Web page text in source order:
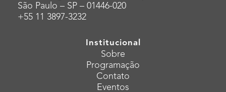
São Paulo – SP – 01446-020
+55 11 3897-3232
Institucional
Sobre
Programação
Contato
Eventos